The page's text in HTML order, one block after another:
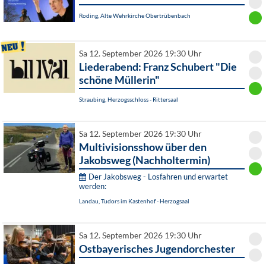
Roding, Alte Wehrkirche Obertrübenbach
Sa 12. September 2026 19:30 Uhr
Liederabend: Franz Schubert "Die
schöne Müllerin"
Straubing, Herzogsschloss - Rittersaal
Sa 12. September 2026 19:30 Uhr
Multivisionsshow über den
Jakobsweg (Nachholtermin)
Der Jakobsweg - Losfahren und erwartet
werden:
Landau, Tudors im Kastenhof - Herzogsaal
Sa 12. September 2026 19:30 Uhr
Ostbayerisches Jugendorchester